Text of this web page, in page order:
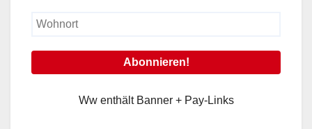
Ww enthält Banner + Pay-Links